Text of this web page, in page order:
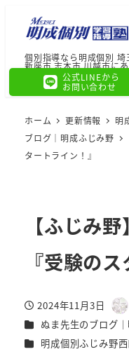
個別指導なら明成個別
新座市,志木市,川越市に
公式LINEから
お問い合わせ
ホーム 更新情報 明
ブログ｜明成ふじみ野
タートライン！』
【ふじみ
『受験の
投稿日
2024年11月3日
著
者
カテゴリー
ぬま先生のブログ
カテゴリー
明成個別ふじみ野